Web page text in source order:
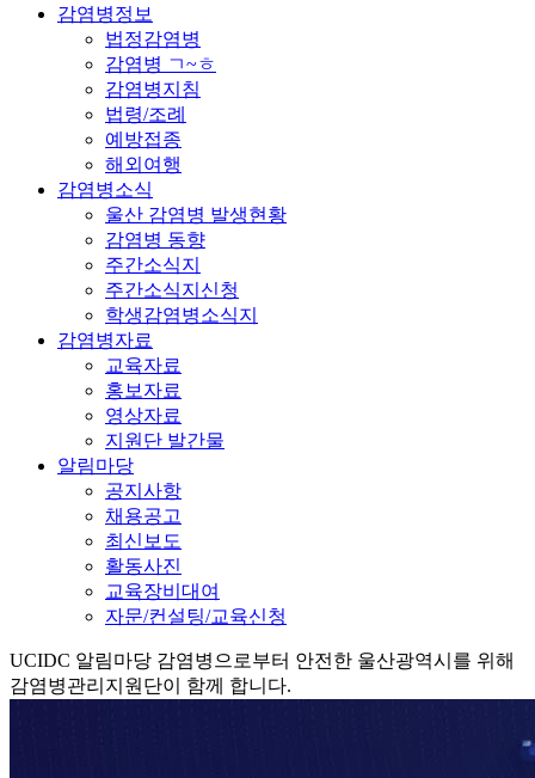
감염병정보
법정감염병
감염병 ㄱ~ㅎ
감염병지침
법령/조례
예방접종
해외여행
감염병소식
울산 감염병 발생현황
감염병 동향
주간소식지
주간소식지신청
학생감염병소식지
감염병자료
교육자료
홍보자료
영상자료
지원단 발간물
알림마당
공지사항
채용공고
최신보도
활동사진
교육장비대여
자문/컨설팅/교육신청
UCIDC 알림마당 감염병으로부터 안전한 울산광역시를 위해
감염병관리지원단이 함께 합니다.